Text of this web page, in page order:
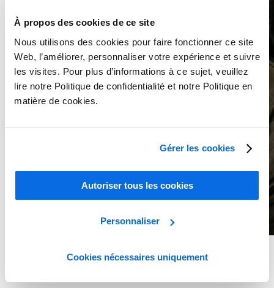
À propos des cookies de ce site
Nous utilisons des cookies pour faire fonctionner ce site
Web, l’améliorer, personnaliser votre expérience et suivre
les visites. Pour plus d’informations à ce sujet, veuillez
lire notre Politique de confidentialité et notre Politique en
matière de cookies.
Gérer les cookies
Autoriser tous les cookies
Personnaliser
Cookies nécessaires uniquement